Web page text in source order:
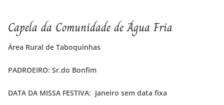
Capela da Comunidade de Água Fria
Área Rural de Taboquinhas
PADROEIRO: Sr.do Bonfim
DATA DA MISSA FESTIVA: Janeiro sem data fixa